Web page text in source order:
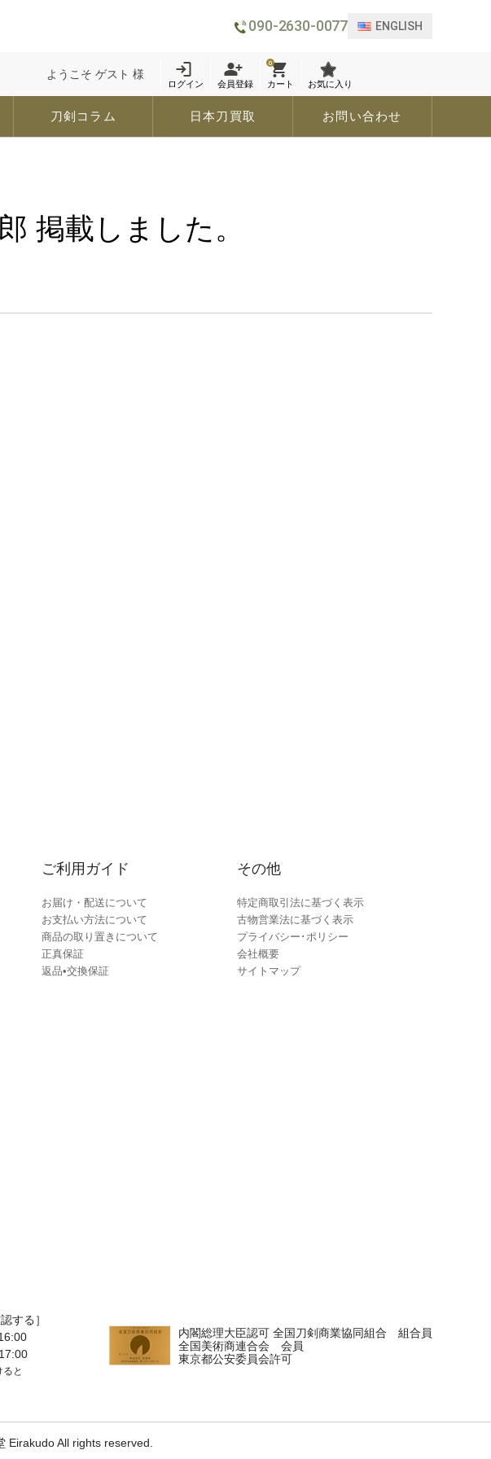
090-2630-0077 ENGLISH
ようこそ ゲスト 様
ログイン 会員登録
0
カート お気に入り
刀剣コラム 日本刀買取 お問い合わせ
掲載しました。
ご利用ガイド
お届け・配送について
お支払い方法について
商品の取り置きについて
正真保証
返品•交換保証
その他
特定商取引法に基づく表示
古物営業法に基づく表示
プライバシー･ポリシー
会社概要
サイトマップ
する］
と
内閣総理大臣認可 全国刀剣商業協同組合 組合員
全国美術商連合会 会員
東京都公安委員会許可
Eirakudo All rights reserved.